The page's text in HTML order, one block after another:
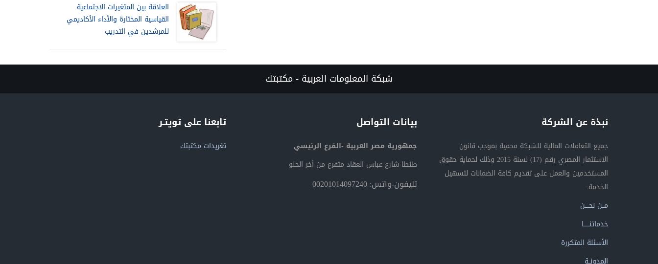
العلاقة بين المتغيرات الاجتماعية
القياسية المختارة والأداء الأكاديمي
للمرشدين في التدريب
شبكة المعلومات العربية - مكتبتك
نبذة عن الشركة
جميع التعاملات المالية للشبكة محمية بموجب قانون
الاستثمار المصري رقم (17) لسنة 2015 وذلك لحماية حقوق
المستخدمين والعمل على تقديم كافة الضمانات لتسهيل
الخدمة.
مــن نحــــن
خدماتنــــــا
الأسئلة المتكررة
المدونــة
بيانات التواصل
جمهورية مصر العربية -الفرع الرئيسي
طنطا-شارع عباس العقاد متفرع من أخر الحلو
تليفون-واتس: 00201014097240
تابعنا على تويتـر
تغريدات مكتبتك